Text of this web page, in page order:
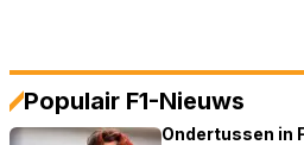
Populair F1-Nieuws
Ondertussen in